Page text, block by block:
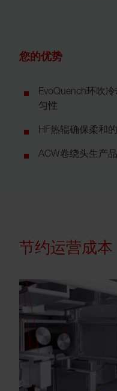
您的优势
EvoQuench环吹
匀性
HF热辊确保柔和
ACW卷绕头生产
节约运营成本